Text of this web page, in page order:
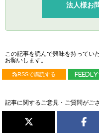
法人様お
この記事を読んで興味を持ってい
お願いします。
RSSで購読する feedly
記事に関するご意見・ご質問がご